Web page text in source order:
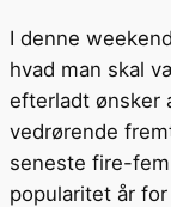
I denne
hvad man skal
efterladt ønsker
vedrørende
seneste fire-
popularitet år for